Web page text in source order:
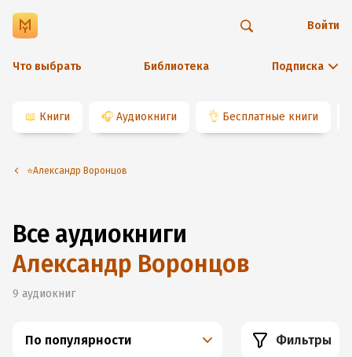
Что выбрать Библиотека Подписка
Войти
📖 Книги 🎧 Аудиокниги 👌 Бесплатные книги
⭐️Александр Воронцов
Все аудиокниги
Александр Воронцов
9 аудиокниг
По популярности Фильтры